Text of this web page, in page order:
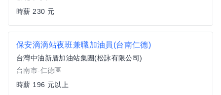
時薪 230 元
保安滴滴站夜班兼職加油員(台南仁德)
台灣中油新厝加油站集團(松詠有限公司)
台南市-仁德區
時薪 196 元以上